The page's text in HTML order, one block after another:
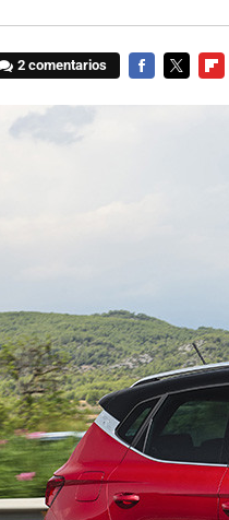
2 comentarios